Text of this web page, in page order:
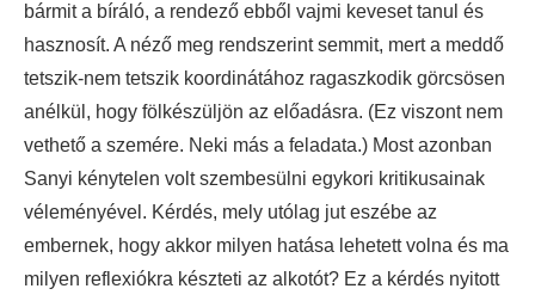
bármit a bíráló, a rendező ebből vajmi keveset tanul és
hasznosít. A néző meg rendszerint semmit, mert a meddő
tetszik-nem tetszik koordinátához ragaszkodik görcsösen
anélkül, hogy fölkészüljön az előadásra. (Ez viszont nem
vethető a szemére. Neki más a feladata.) Most azonban
Sanyi kénytelen volt szembesülni egykori kritikusainak
véleményével. Kérdés, mely utólag jut eszébe az
embernek, hogy akkor milyen hatása lehetett volna és ma
milyen reflexiókra készteti az alkotót? Ez a kérdés nyitott